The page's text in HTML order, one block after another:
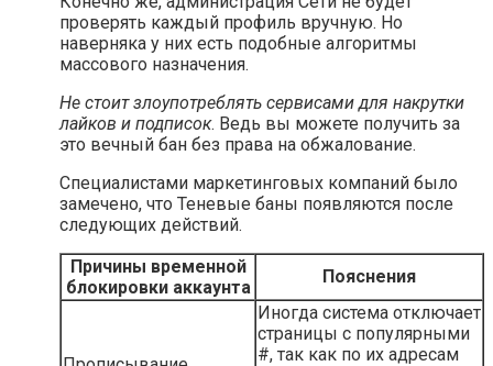
проверять каждый профиль вручную. Но
наверняка у них есть подобные алгоритмы
массового назначения.
Не стоит злоупотреблять сервисами для накрутки
лайков и подписок. Ведь вы можете получить за
это вечный бан без права на обжалование.
Специалистами маркетинговых компаний было
замечено, что Теневые баны появляются после
следующих действий.
Причины временной
блокировки аккаунта
Пояснения
Иногда система отключает
страницы с популярными
#, так как по их адресам